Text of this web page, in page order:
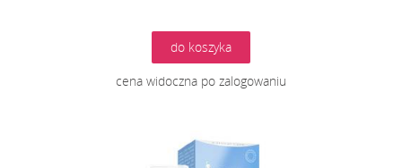
do koszyka
cena widoczna po zalogowaniu